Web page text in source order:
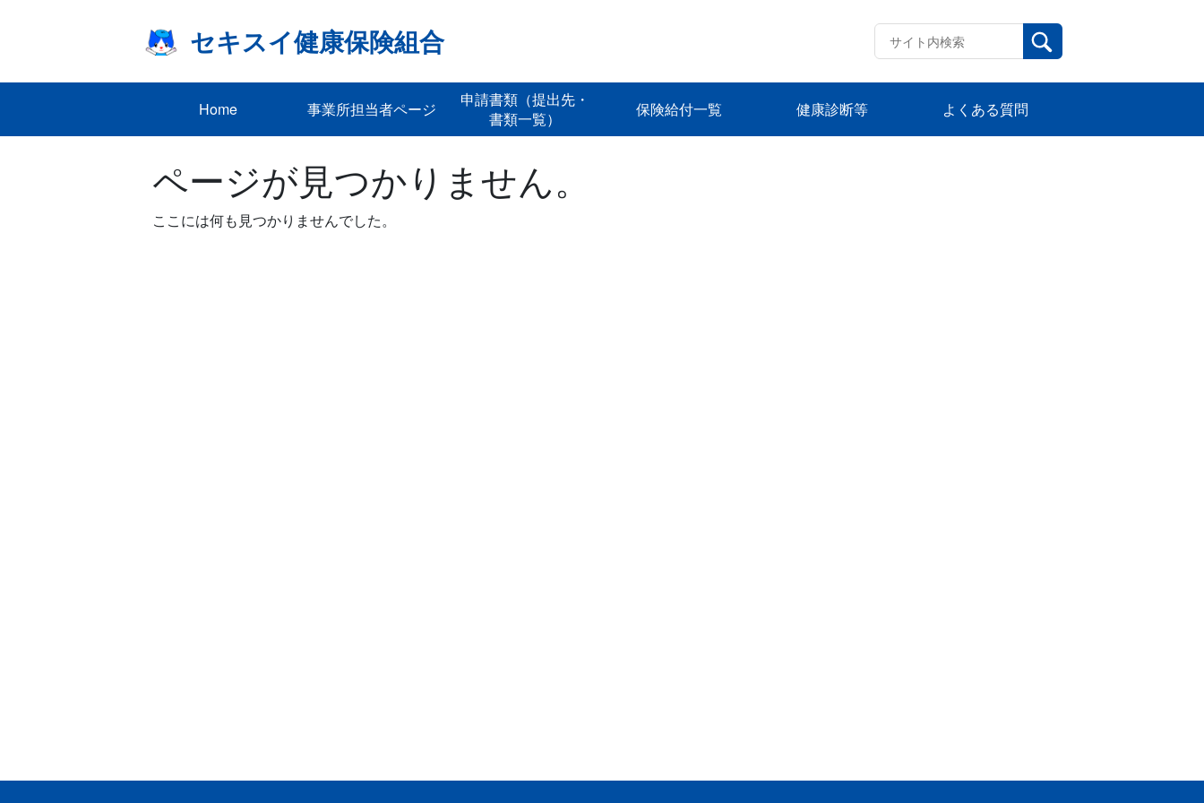
セキスイ健康保険組合
Home 事業所担当者ページ
申請書類（提出先・
書類一覧）
保険給付一覧 健康診断等 よくある質問
ページが見つかりません。
ここには何も見つかりませんでした。